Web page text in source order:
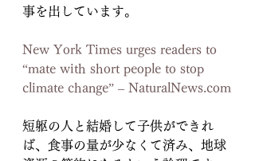
事を出しています。
New York Times urges readers to
“mate with short people to stop
climate change” – NaturalNews.com
短躯の人と結婚して子供ができれ
ば、食事の量が少なくて済み、地球